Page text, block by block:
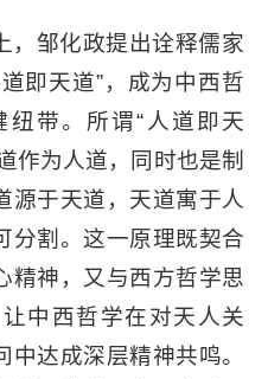
，邹化政提出诠释儒家
即天道”，成为中西哲
带。所谓“人道即天
作为人道，同时也是制
源于天道，天道寓于人
分割。这一原理既契合
精神，又与西方哲学思
中西哲学在对天人关
达成深层精神共鸣。